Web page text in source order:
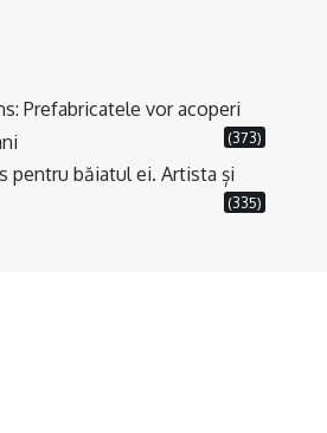
Prefabricatele vor acoperi
(373)
pentru băiatul ei. Artista și
(335)